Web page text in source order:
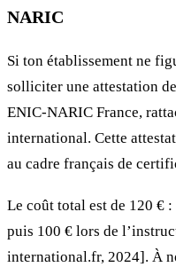
NARIC
Si ton établissement ne
solliciter une attestation
ENIC-NARIC France,
international. Cette
au cadre français de
Le coût total est de 120 €
puis 100 € lors de
international.fr, 2024]. À